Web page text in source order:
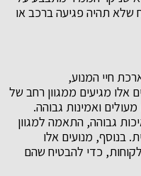
שלא תהיה פגיעה ברכב או
חיי המנוע,
אלו מגיעים ממגוון רחב של
ואמינות גבוהה.
גבוהה, התאמה למגוון
בנוסף, מנועים אלו
כדי להבטיח שהם